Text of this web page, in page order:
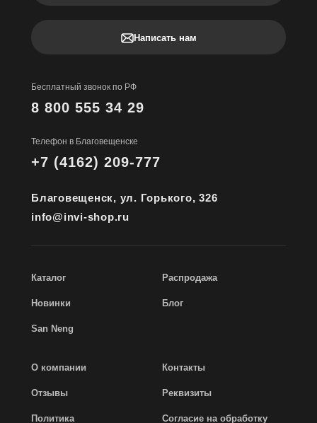
Написать нам
Бесплатный звонок по РФ
8 800 555 34 29
Телефон в Благовещенске
+7 (4162) 209-777
Благовещенск, ул. Горького, 326
info@invi-shop.ru
Каталог Распродажа
Новинки Блог
San Neng
О компании Контакты
Отзывы Реквизиты
Политика
Согласие на обработку